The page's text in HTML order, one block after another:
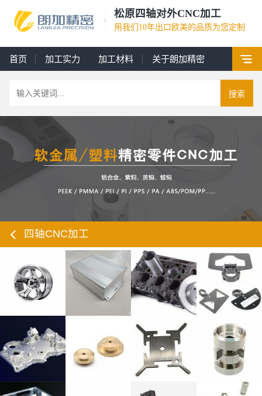
松原四轴对外CNC加工
用我们10年出口欧美的品质为您定制
首页 加工实力 加工材料 关于朗加精密
搜索
四轴CNC加工